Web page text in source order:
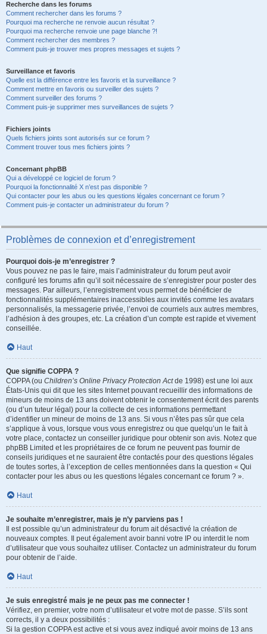
Recherche dans les forums
Comment rechercher dans les forums ?
Pourquoi ma recherche ne renvoie aucun résultat ?
Pourquoi ma recherche renvoie une page blanche ?!
Comment rechercher des membres ?
Comment puis-je trouver mes propres messages et sujets ?
Surveillance et favoris
Quelle est la différence entre les favoris et la surveillance ?
Comment mettre en favoris ou surveiller des sujets ?
Comment surveiller des forums ?
Comment puis-je supprimer mes surveillances de sujets ?
Fichiers joints
Quels fichiers joints sont autorisés sur ce forum ?
Comment trouver tous mes fichiers joints ?
Concernant phpBB
Qui a développé ce logiciel de forum ?
Pourquoi la fonctionnalité X n’est pas disponible ?
Qui contacter pour les abus ou les questions légales concernant ce forum ?
Comment puis-je contacter un administrateur du forum ?
Problèmes de connexion et d’enregistrement
Pourquoi dois-je m’enregistrer ?
Vous pouvez ne pas le faire, mais l’administrateur du forum peut avoir
configuré les forums afin qu’il soit nécessaire de s’enregistrer pour poster des
messages. Par ailleurs, l’enregistrement vous permet de bénéficier de
fonctionnalités supplémentaires inaccessibles aux invités comme les avatars
personnalisés, la messagerie privée, l’envoi de courriels aux autres membres,
l’adhésion à des groupes, etc. La création d’un compte est rapide et vivement
conseillée.
Haut
Que signifie COPPA ?
COPPA (ou Children’s Online Privacy Protection Actde 1998) est une loi aux
États-Unis qui dit que les sites Internet pouvant recueillir des informations de
mineurs de moins de 13 ans doivent obtenir le consentement écrit des parents
(ou d’un tuteur légal) pour la collecte de ces informations permettant
d’identifier un mineur de moins de 13 ans. Si vous n’êtes pas sûr que cela
s’applique à vous, lorsque vous vous enregistrez ou que quelqu’un le fait à
votre place, contactez un conseiller juridique pour obtenir son avis. Notez que
phpBB Limited et les propriétaires de ce forum ne peuvent pas fournir de
conseils juridiques et ne sauraient être contactés pour des questions légales
de toutes sortes, à l’exception de celles mentionnées dans la question « Qui
contacter pour les abus ou les questions légales concernant ce forum ? ».
Haut
Je souhaite m’enregistrer, mais je n’y parviens pas !
Il est possible qu’un administrateur du forum ait désactivé la création de
nouveaux comptes. Il peut également avoir banni votre IP ou interdit le nom
d’utilisateur que vous souhaitez utiliser. Contactez un administrateur du forum
pour obtenir de l’aide.
Haut
Je suis enregistré mais je ne peux pas me connecter !
Vérifiez, en premier, votre nom d’utilisateur et votre mot de passe. S’ils sont
corrects, il y a deux possibilités :
Si la gestion COPPA est active et si vous avez indiqué avoir moins de 13 ans